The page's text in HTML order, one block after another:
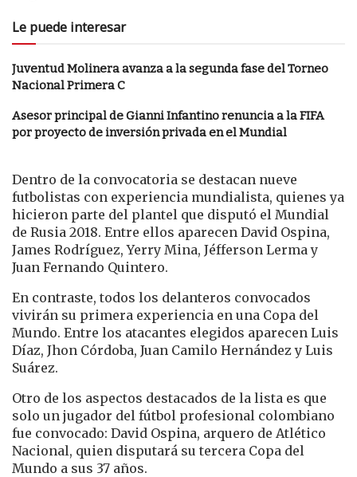
Le puede interesar
Juventud Molinera avanza a la segunda fase del Torneo
Nacional Primera C
Asesor principal de Gianni Infantino renuncia a la FIFA
por proyecto de inversión privada en el Mundial
Dentro de la convocatoria se destacan nueve
futbolistas con experiencia mundialista, quienes ya
hicieron parte del plantel que disputó el Mundial
de Rusia 2018. Entre ellos aparecen David Ospina,
James Rodríguez,Yerry Mina, Jéfferson Lerma y
Juan Fernando Quintero.
En contraste, todos los delanteros convocados
vivirán su primera experiencia en una Copa del
Mundo. Entre los atacantes elegidos aparecen Luis
Díaz, Jhon Córdoba, Juan Camilo Hernándezy Luis
Suárez.
Otro de los aspectos destacados de la lista es que
solo un jugador del fútbol profesional colombiano
fue convocado: David Ospina, arquero de Atlético
Nacional, quien disputará su tercera Copa del
Mundo a sus 37 años.